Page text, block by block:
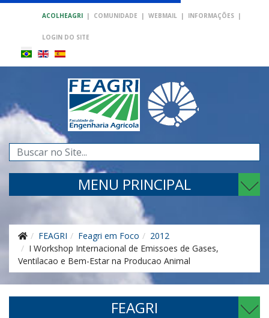
ACOLHEAGRI | COMUNIDADE | WEBMAIL | INFORMAÇÕES |
LOGIN DO SITE
Pesquisar...
MENU PRINCIPAL
FEAGRI Feagri em Foco
2012
I Workshop Internacional de Emissoes de Gases,
Ventilacao e Bem-Estar na Producao Animal
FEAGRI